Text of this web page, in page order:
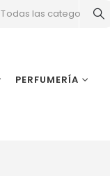
Todas las categorías
PERFUMERÍA